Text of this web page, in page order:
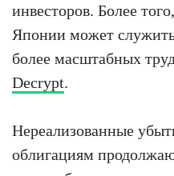
инвесторов. Более
Японии может
более масштабных
Decrypt.
Нереализованные
облигациям